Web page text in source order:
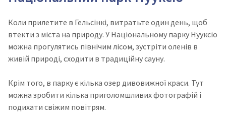
Коли прилетите в Гельсінкі, витратьте один день, щоб
втекти з міста на природу. У Національному парку Нууксіо
можна прогулятись північим лісом, зустріти оленів в
живій природі, сходити в традиційну сауну.
Крім того, в парку є кілька озер дивовижної краси. Тут
можна зробити кілька приголомшливих фотографій і
подихати свіжим повітрям.